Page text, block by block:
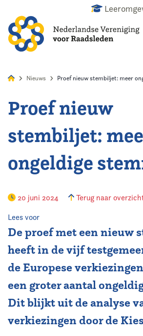
Home
Agenda
Nieuws
Vereniging
Contact
Nieuws Proef nieuw stembiljet: meer
Proef nieuw
stembiljet:
ongeldige
20 juni 2024 Terug naar
Lees voor
De proef met een nieuw
heeft in de vijf
de Europese
een groter aantal
Dit blijkt uit de analyse
verkiezingen door de